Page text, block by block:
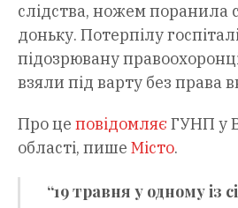
слідства, ножем поранила
доньку. Потерпілу
підозрювану
взяли під варту без права
Про це повідомляє ГУНП у
області, пише Місто.
“19 травня у одному із